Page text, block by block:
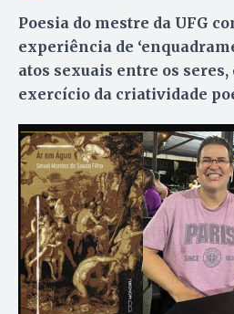
Poesia do mestre da UFG
experiência de
atos sexuais entre os
exercício da criatividade